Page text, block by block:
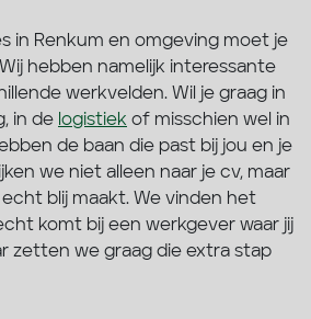
in Renkum en omgeving moet je
hebben namelijk interessante
werkvelden. Wil je graag in
in de logistiek of misschien wel in
de baan die past bij jou en je
we niet alleen naar je cv, maar
blij maakt. We vinden het
komt bij een werkgever waar jij
zetten we graag die extra stap